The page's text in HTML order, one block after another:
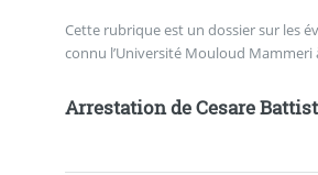
Cette rubrique est un dossier sur les
connu l’Université Mouloud Mammeri
Arrestation de Cesare